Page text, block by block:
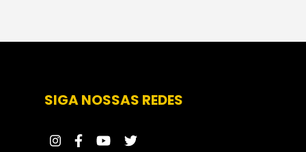
SIGA NOSSAS REDES